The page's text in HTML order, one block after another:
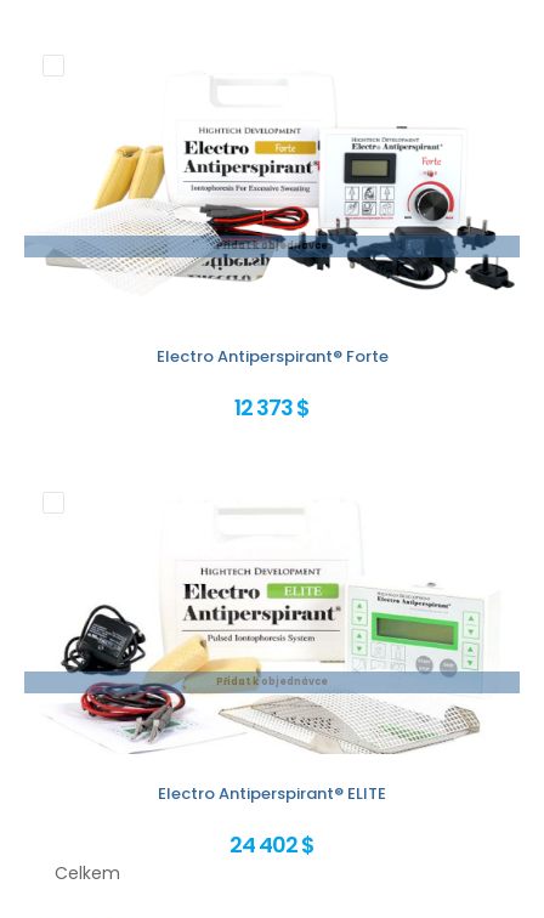
Přidat k objednávce
Electro Antiperspirant® Forte
12 373 $
Přidat k objednávce
Electro Antiperspirant® ELITE
24 402 $
Celkem